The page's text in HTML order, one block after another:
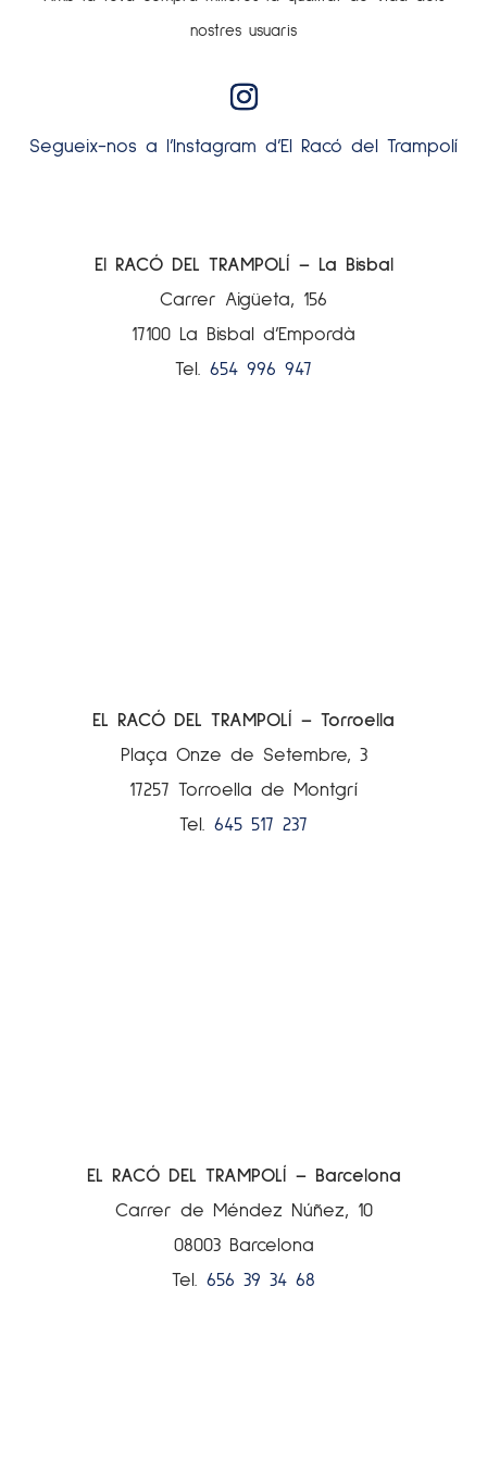
nostres usuaris
Segueix-nos a l’Instagram d’El Racó del Trampolí
El RACÓ DEL TRAMPOLÍ – La Bisbal
Carrer Aigüeta, 156
17100 La Bisbal d’Empordà
Tel. 654 996 947
EL RACÓ DEL TRAMPOLÍ – Torroella
Plaça Onze de Setembre, 3
17257 Torroella de Montgrí
Tel. 645 517 237
EL RACÓ DEL TRAMPOLÍ – Barcelona
Carrer de Méndez Núñez, 10
08003 Barcelona
Tel. 656 39 34 68